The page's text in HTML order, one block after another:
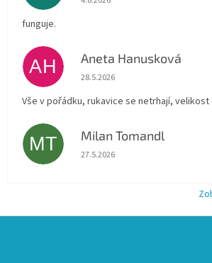
funguje.
AH Aneta Hanusková
Hodnocení obchodu je 5 z 5
28.5.2026
Vše v pořádku, rukavice se netrhají,
MT Milan Tomandl
Hodnocení obchodu je 5 z 5
27.5.2026